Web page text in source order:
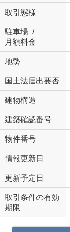
取引態様
駐車場 /
月額料金
地勢
国土法届出要否
建物構造
建築確認番号
物件番号
情報更新日
更新予定日
取引条件の有効
期限